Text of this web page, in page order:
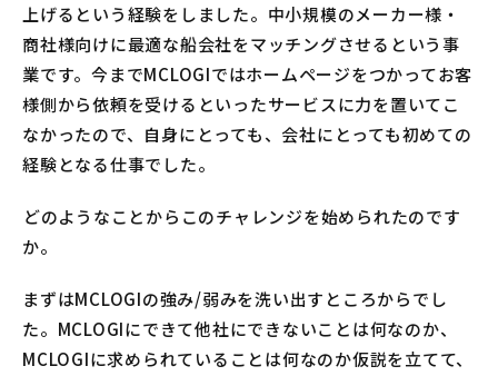
上げるという経験をしました。中小規模のメーカー様・
商社様向けに最適な船会社をマッチングさせるという事
業です。今までMCLOGIではホームページをつかってお客
様側から依頼を受けるといったサービスに力を置いてこ
なかったので、自身にとっても、会社にとっても初めての
経験となる仕事でした。
―――どのようなことからこのチャレンジを始められたのです
か。
まずはMCLOGIの強み/弱みを洗い出すところからでし
た。MCLOGIにできて他社にできないことは何なのか、
MCLOGIに求められていることは何なのか仮説を立てて、